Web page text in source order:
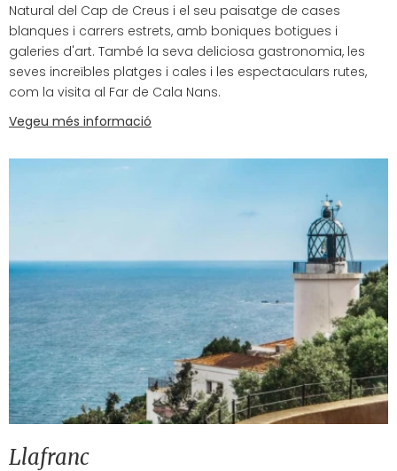
Natural del Cap de Creus i el seu paisatge de cases
blanques i carrers estrets, amb boniques botigues i
galeries d'art. També la seva deliciosa gastronomia, les
seves increïbles platges i cales i les espectaculars rutes,
com la visita al Far de Cala Nans.
Vegeu més informació
Llafranc